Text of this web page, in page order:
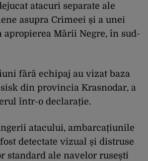
atacuri separate ale
asupra Crimeei și a unei
apropierea Mării Negre, în sud-
fără echipaj au vizat baza
din provincia Krasnodar, a
într-o declarație.
atacului, ambarcațiunile
detectate vizual și distruse
standard ale navelor rusești